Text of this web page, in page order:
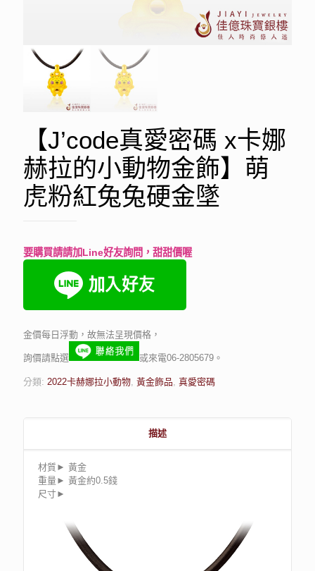
【J’code真愛密碼 x卡娜
赫拉的小動物金飾】萌
虎粉紅兔兔硬金墜
要購買請請加Line好友詢問，甜甜價喔
金價每日浮動，故無法呈現價格，
詢價請點選 或來電06-2805679。
分類: 2022卡赫娜拉小動物, 黃金飾品, 真愛密碼
描述
材質► 黃金
重量► 黃金約0.5錢
尺寸►